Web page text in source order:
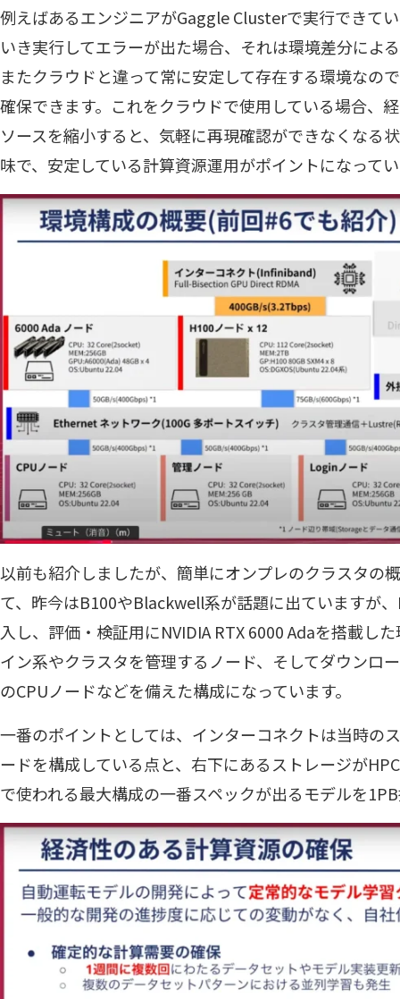
例えばあるエンジニアがGaggle Clusterで実行できて
いき実行してエラーが出た場合、それは環境差分によ
またクラウドと違って常に安定して存在する環境なの
確保できます。これをクラウドで使用している場合、
ソースを縮小すると、気軽に再現確認ができなくなる
味で、安定している計算資源運用がポイントになって
以前も紹介しましたが、簡単にオンプレのクラスタの
て、昨今はB100やBlackwell系が話題に出ていますが
入し、評価・検証用にNVIDIA RTX 6000 Adaを搭載し
イン系やクラスタを管理するノード、そしてダウンロ
のCPUノードなどを備えた構成になっています。
一番のポイントとしては、インターコネクトは当時の
ードを構成している点と、右下にあるストレージが
で使われる最大構成の一番スペックが出るモデルを